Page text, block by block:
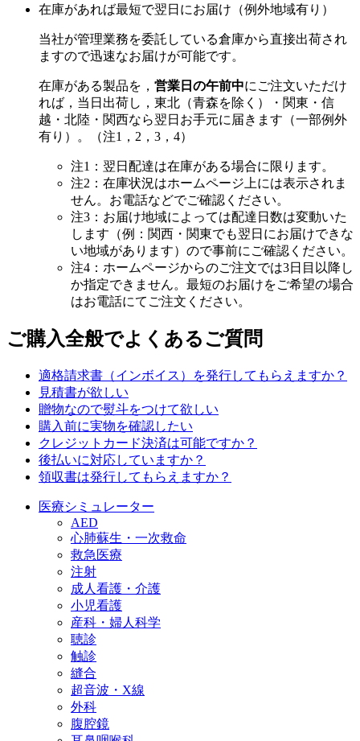
在庫があれば最短で翌日にお届け（例外地域有り）
当社が管理業務を委託している倉庫から直接出荷され
ますので迅速なお届けが可能です。
在庫がある製品を， 営業日の午前中にご注文いただけ
れば，当日出荷し，東北（青森を除く）・関東・信
越・北陸・関西なら翌日お手元に届きます（一部例外
有り）。（注1，2，3，4）
注1：翌日配達は在庫がある場合に限ります。
注2：在庫状況はホームページ上には表示されま
せん。お電話などでご確認ください。
注3：お届け地域によっては配達日数は変動いた
します（例：関西・関東でも翌日にお届けできな
い地域があります）ので事前にご確認ください。
注4：ホームページからのご注文では3日目以降し
か指定できません。最短のお届けをご希望の場合
はお電話にてご注文ください。
ご購入全般でよくあるご質問
適格請求書（インボイス）を発行してもらえますか？
見積書が欲しい
贈物なので熨斗をつけて欲しい
購入前に実物を確認したい
クレジットカード決済は可能ですか？
後払いに対応していますか？
領収書は発行してもらえますか？
医療シミュレーター
AED
心肺蘇生・一次救命
救急医療
注射
成人看護・介護
小児看護
産科・婦人科学
聴診
触診
縫合
超音波・X線
外科
腹腔鏡